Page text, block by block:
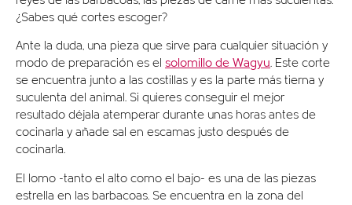
¿Sabes qué cortes escoger?
Ante la duda, una pieza que sirve para cualquier situación y
modo de preparación es el solomillo de Wagyu. Este corte
se encuentra junto a las costillas y es la parte más tierna y
suculenta del animal. Si quieres conseguir el mejor
resultado déjala atemperar durante unas horas antes de
cocinarla y añade sal en escamas justo después de
cocinarla.
El lomo -tanto el alto como el bajo- es una de las piezas
estrella en las barbacoas. Se encuentra en la zona del